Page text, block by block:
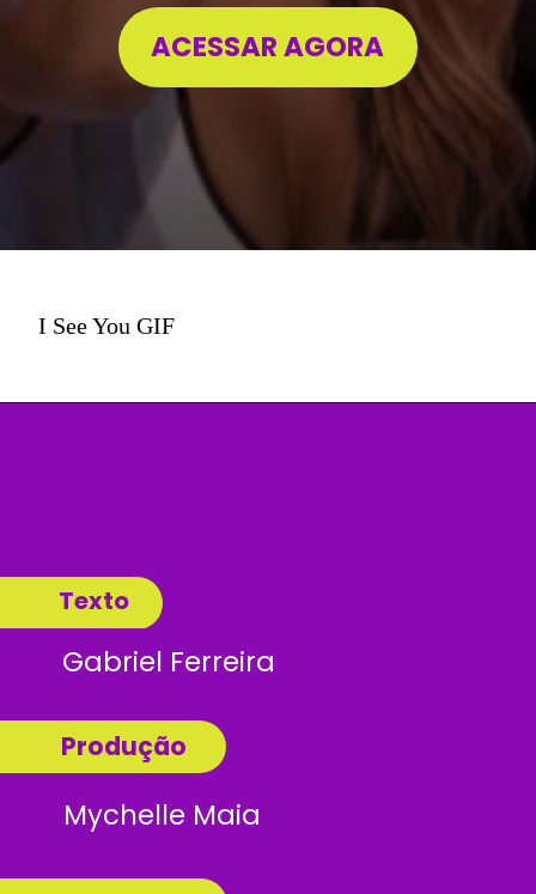
ACESSAR AGORA
I See You GIF
Texto
Produção
Gabriel Ferreira
Mychelle Maia